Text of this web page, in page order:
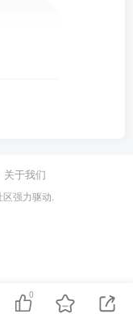
关于我们
区强力驱动.
0